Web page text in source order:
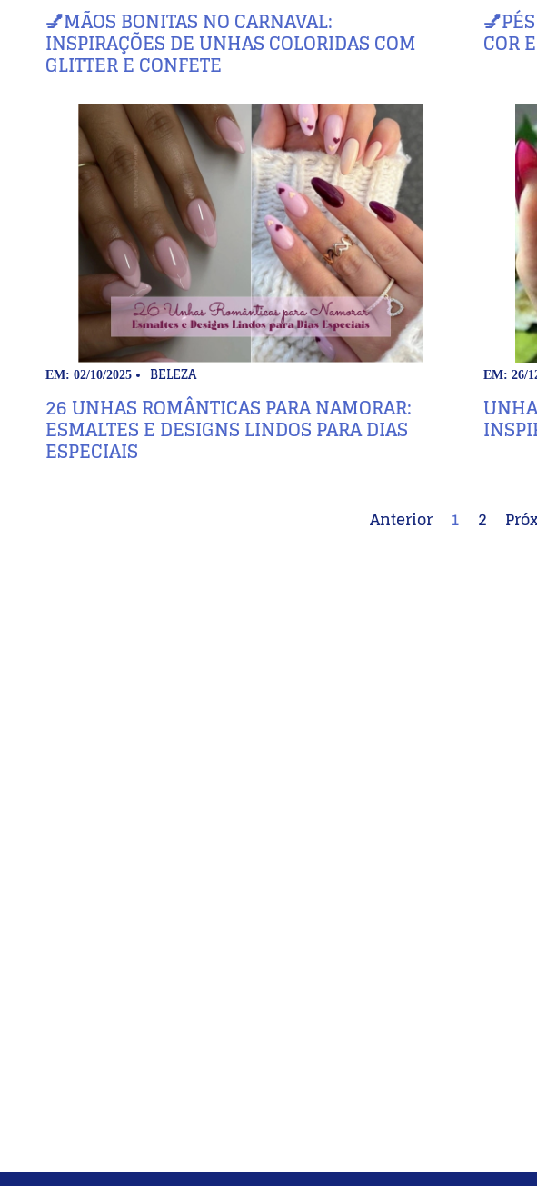
💅MÃOS BONITAS NO CARNAVAL:
INSPIRAÇÕES DE UNHAS COLORIDAS COM
GLITTER E CONFETE
COR
EM: 02/10/2025 BELEZA
26 UNHAS ROMÂNTICAS PARA NAMORAR:
ESMALTES E DESIGNS LINDOS PARA DIAS
ESPECIAIS
EM: 26/
Anterior 1 2